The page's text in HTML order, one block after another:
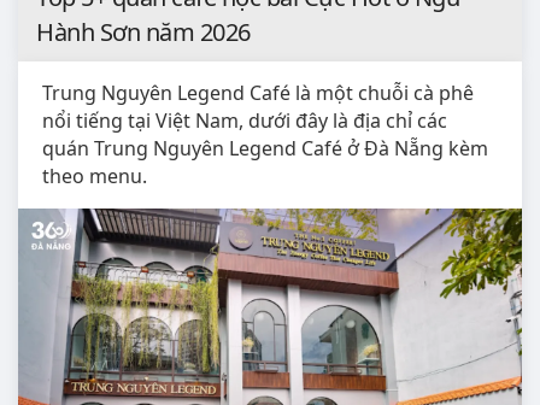
Hành Sơn năm 2026
Trung Nguyên Legend Café là một chuỗi cà phê
nổi tiếng tại Việt Nam, dưới đây là địa chỉ các
quán Trung Nguyên Legend Café ở Đà Nẵng kèm
theo menu.